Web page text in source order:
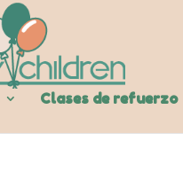
Clases de refuerzo